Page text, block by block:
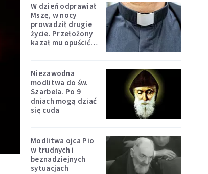
W dzień odprawiał
Mszę, w nocy
prowadził drugie
życie. Przełożony
kazał mu opuścić
Niezawodna
modlitwa do św.
Szarbela. Po 9
dniach mogą dziać
się cuda
Modlitwa ojca Pio
w trudnych i
beznadziejnych
sytuacjach